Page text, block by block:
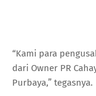
“Kami para
dari Owner PR
Purbaya,” tegasnya.